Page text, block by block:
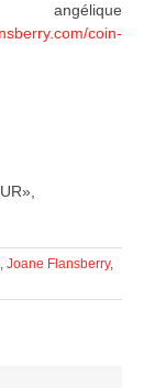
coin-
, Joane Flansberry,